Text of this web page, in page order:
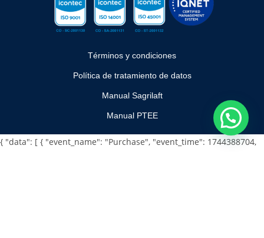
Términos y condiciones
Política de tratamiento de datos
Manual Sagrilaft
Manual PTEE
{ "data": [ { "event_name": "Purchase", "event_time": 1744388704,